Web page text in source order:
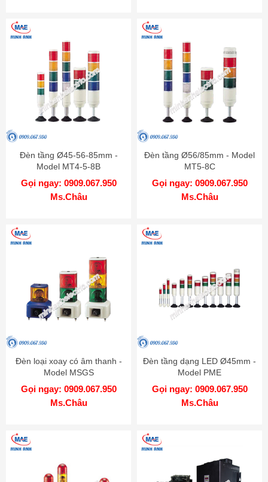
Đèn tầng Ø45-56-85mm -
Model MT4-5-8B
Gọi ngay: 0909.067.950
Ms.Châu
Đèn tầng Ø56/85mm - Model
MT5-8C
Gọi ngay: 0909.067.950
Ms.Châu
Đèn loại xoay có âm thanh -
Model MSGS
Gọi ngay: 0909.067.950
Ms.Châu
Đèn tầng dạng LED Ø45mm -
Model PME
Gọi ngay: 0909.067.950
Ms.Châu